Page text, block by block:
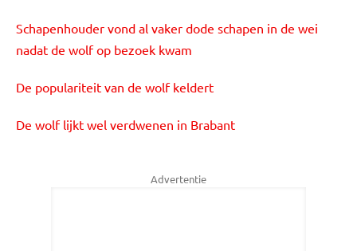
Schapenhouder vond al vaker dode schapen in de wei
nadat de wolf op bezoek kwam
De populariteit van de wolf keldert
De wolf lijkt wel verdwenen in Brabant
Advertentie